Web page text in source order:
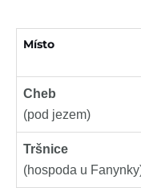
Místo
Cheb
(pod jezem)
Tršnice
(hospoda u